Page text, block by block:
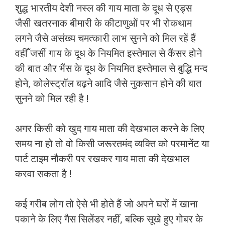
शुद्ध भारतीय देशी नस्ल की गाय माता के दूध से एड्स
जैसी खतरनाक बीमारी के कीटाणुओं पर भी रोकथाम
लगने जैसे असंख्य चमत्कारी लाभ सुनने को मिल रहें हैं
वहीँ जर्सी गाय के दूध के नियमित इस्तेमाल से कैंसर होने
की बात और भैंस के दूध के नियमित इस्तेमाल से बुद्धि मन्द
होने, कोलेस्ट्रॉल बढ़ने आदि जैसे नुकसान होने की बात
सुनने को मिल रही है !
अगर किसी को खुद गाय माता की देखभाल करने के लिए
समय ना हो तो वो किसी जरूरतमंद व्यक्ति को परमानेंट या
पार्ट टाइम नौकरी पर रखकर गाय माता की देखभाल
करवा सकता है !
कई गरीब लोग तो ऐसे भी होते हैं जो अपने घरों में खाना
पकाने के लिए गैस सिलेंडर नहीं, बल्कि सूखे हुए गोबर के